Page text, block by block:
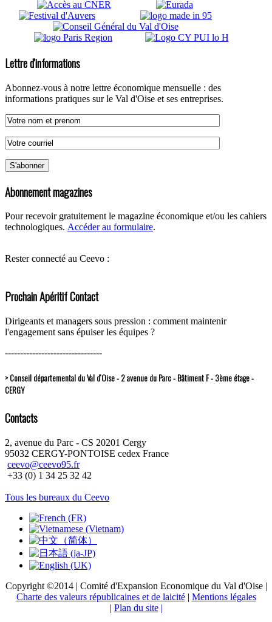
Lettre d'informations
Abonnez-vous à notre lettre économique mensuelle : des
informations pratiques sur le Val d'Oise et ses entreprises.
Abonnement magazines
Pour recevoir gratuitement le magazine économique et/ou les cahiers
technologiques. Accéder au formulaire.
Rester connecté au Ceevo :
Prochain Apéritif Contact
Dirigeants et managers sous pression : comment maintenir
l'engagement sans épuiser les équipes ?
--------------------------------
> Conseil départemental du Val d’Oise - 2 avenue du Parc - Bâtiment F - 3ème étage -
CERGY
Contacts
2, avenue du Parc - CS 20201 Cergy
95032 CERGY-PONTOISE cedex France
ceevo@ceevo95.fr
+33 (0) 1 34 25 32 42
Tous les bureaux du Ceevo
Copyright ©2014 | Comité d'Expansion Economique du Val d'Oise |
Charte des valeurs républicaines et de laicité| Mentions légales
| Plan du site |